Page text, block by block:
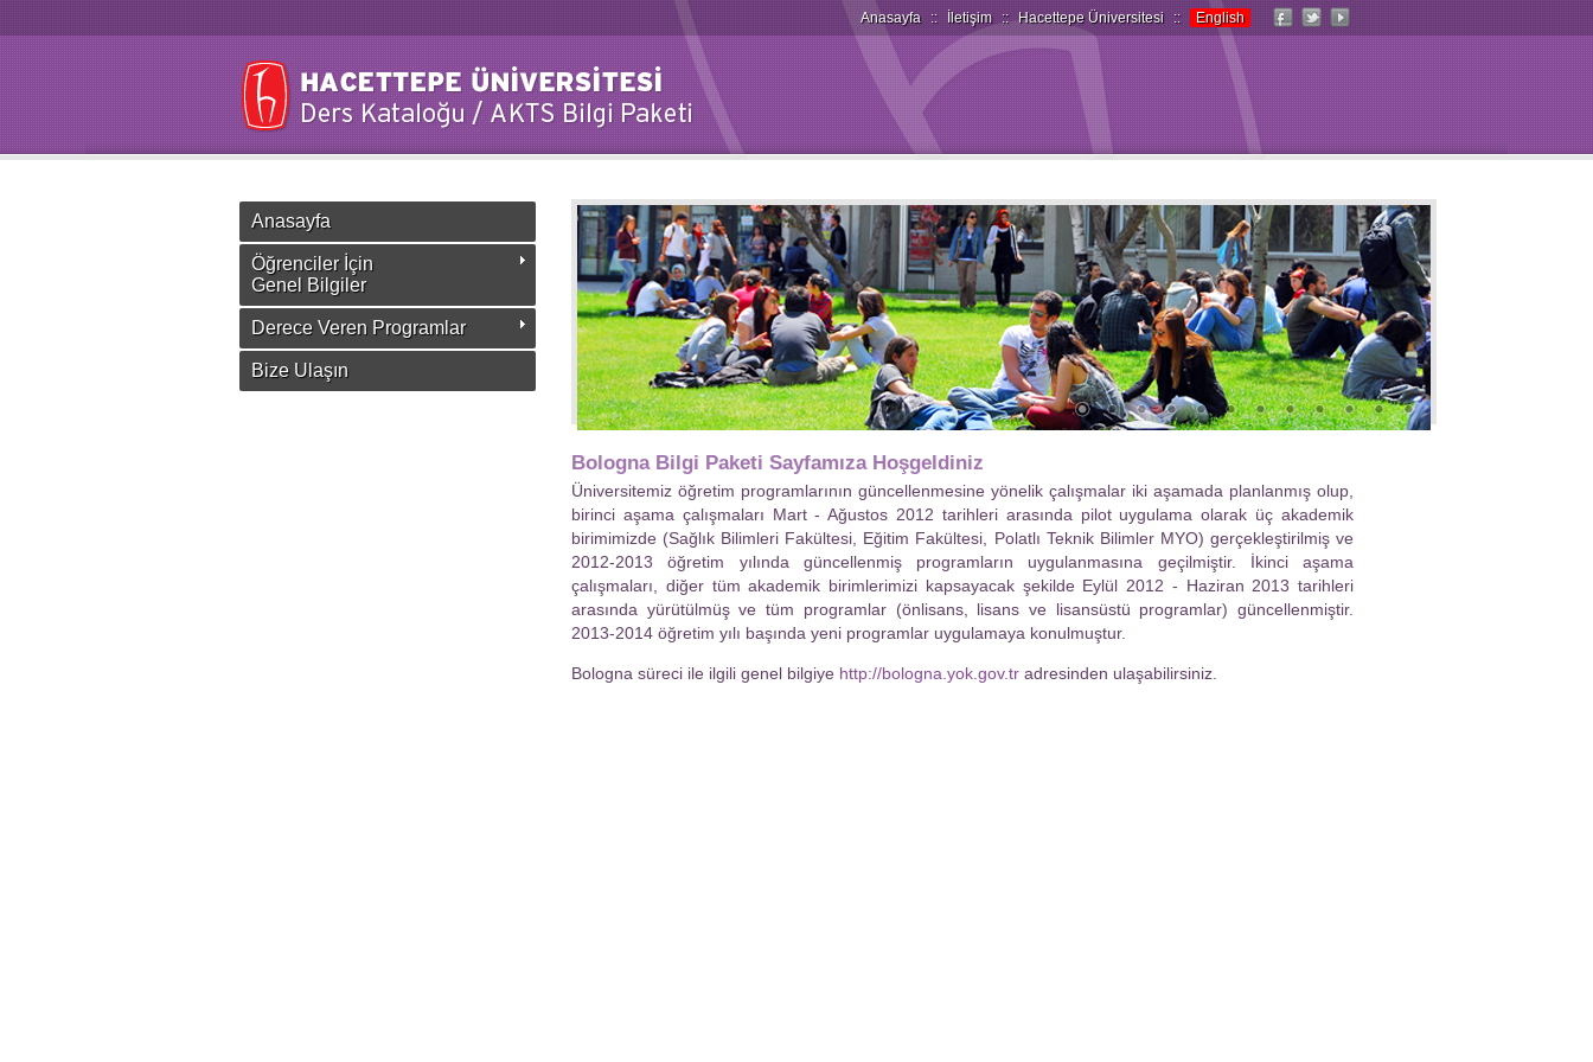
Anasayfa :: İletişim :: Hacettepe Üniversitesi :: English
Anasayfa
Öğrenciler İçin
Genel Bilgiler
Derece Veren Programlar
Bize Ulaşın
Bologna Bilgi Paketi Sayfamıza Hoşgeldiniz
Üniversitemiz öğretim programlarının güncellenmesine yönelik çalışmalar iki aşamada planlanmış olup,
birinci aşama çalışmaları Mart - Ağustos 2012 tarihleri arasında pilot uygulama olarak üç akademik
birimimizde (Sağlık Bilimleri Fakültesi, Eğitim Fakültesi, Polatlı Teknik Bilimler MYO) gerçekleştirilmiş ve
2012-2013 öğretim yılında güncellenmiş programların uygulanmasına geçilmiştir. İkinci aşama
çalışmaları, diğer tüm akademik birimlerimizi kapsayacak şekilde Eylül 2012 - Haziran 2013 tarihleri
arasında yürütülmüş ve tüm programlar (önlisans, lisans ve lisansüstü programlar) güncellenmiştir.
2013-2014 öğretim yılı başında yeni programlar uygulamaya konulmuştur.
Bologna süreci ile ilgili genel bilgiye http://bologna.yok.gov.tr adresinden ulaşabilirsiniz.